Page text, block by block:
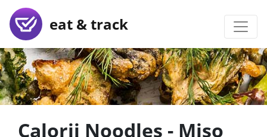
eat & track
Calorii Noodles - Miso